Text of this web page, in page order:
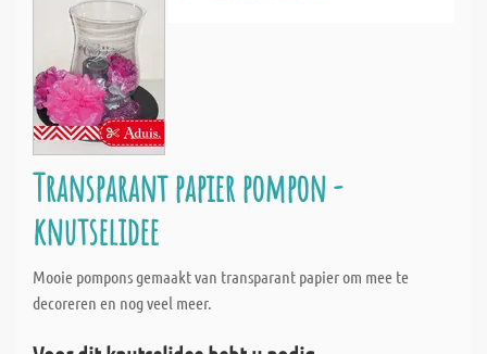
Transparant papier pompon -
knutselidee
Mooie pompons gemaakt van transparant papier om mee te
decoreren en nog veel meer.